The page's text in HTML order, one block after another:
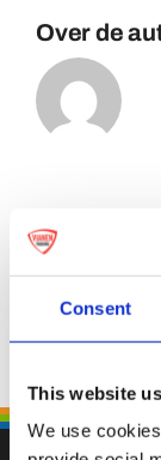
Consent
This website
We use
Over de